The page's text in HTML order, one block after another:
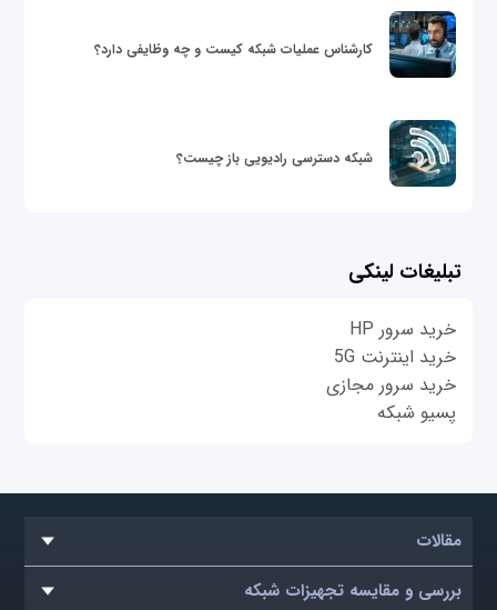
کارشناس عملیات شبکه کیست و چه وظایفی دارد؟
شبکه دسترسی رادیویی باز چیست؟
تبلیغات لینکی
خرید سرور HP
خرید اینترنت 5G
خرید سرور مجازی
پسیو شبکه
مقالات
بررسی و مقایسه تجهیزات شبکه